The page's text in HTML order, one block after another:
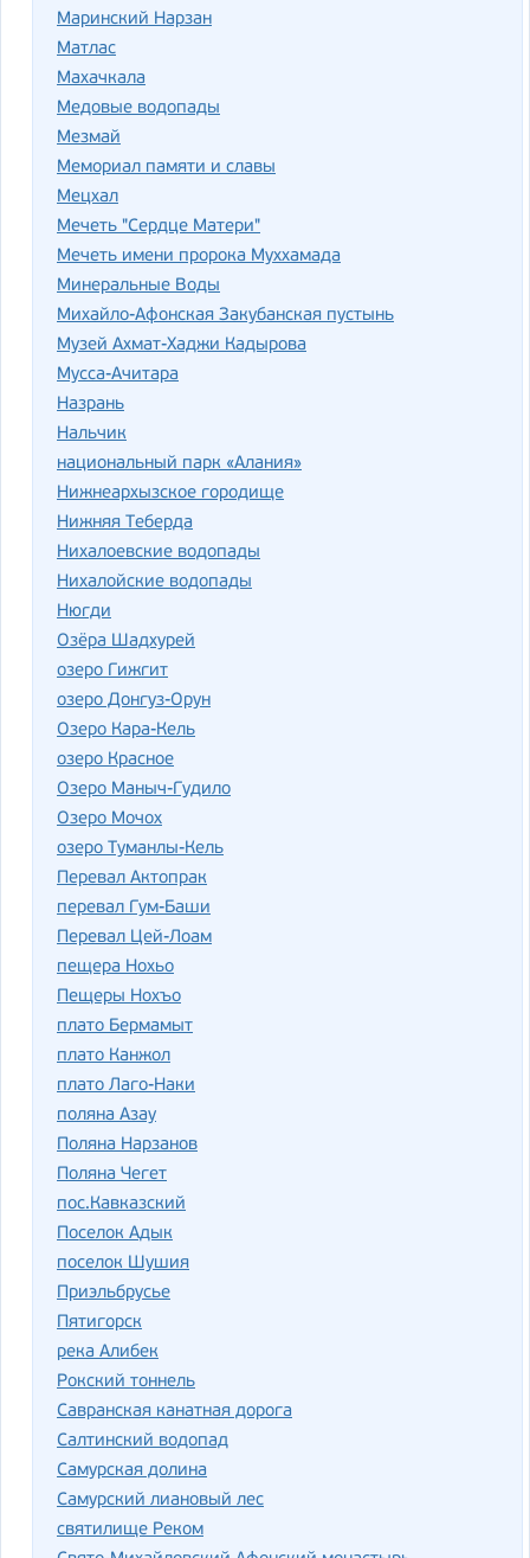
Маринский Нарзан
Матлас
Махачкала
Медовые водопады
Мезмай
Мемориал памяти и славы
Мецхал
Мечеть "Сердце Матери"
Мечеть имени пророка Муххамада
Минеральные Воды
Михайло-Афонская Закубанская пустынь
Музей Ахмат-Хаджи Кадырова
Мусса-Ачитара
Назрань
Нальчик
национальный парк «Алания»
Нижнеархызское городище
Нижняя Теберда
Нихалоевские водопады
Нихалойские водопады
Нюгди
Озёра Шадхурей
озеро Гижгит
озеро Донгуз-Орун
Озеро Кара-Кель
озеро Красное
Озеро Маныч-Гудило
Озеро Мочох
озеро Туманлы-Кель
Перевал Актопрак
перевал Гум-Баши
Перевал Цей-Лоам
пещера Нохьо
Пещеры Нохъо
плато Бермамыт
плато Канжол
плато Лаго-Наки
поляна Азау
Поляна Нарзанов
Поляна Чегет
пос.Кавказский
Поселок Адык
поселок Шушия
Приэльбрусье
Пятигорск
река Алибек
Рокский тоннель
Савранская канатная дорога
Салтинский водопад
Самурская долина
Самурский лиановый лес
святилище Реком